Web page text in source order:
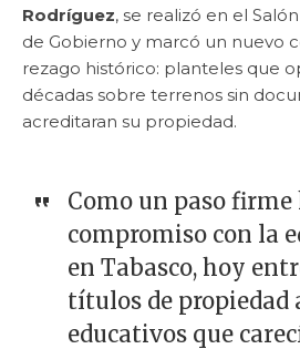
Rodríguez, se realizó en el
de Gobierno y marcó un nuevo
rezago histórico: planteles que
décadas sobre terrenos sin
acreditaran su propiedad.
Como un paso firme
compromiso con la
en Tabasco, hoy
títulos de propiedad
educativos que